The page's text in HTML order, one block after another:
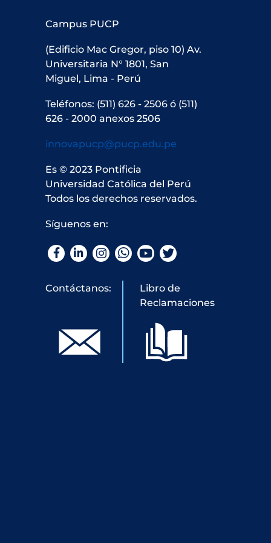
Campus PUCP
(Edificio Mac Gregor, piso 10) Av.
Universitaria N° 1801, San
Miguel, Lima - Perú
Teléfonos: (511) 626 - 2506 ó (511)
626 - 2000 anexos 2506
innovapucp@pucp.edu.pe
Es © 2023 Pontificia
Universidad Católica del Perú
Todos los derechos reservados.
Síguenos en:
Facebook
LinkedInInstagram
WhatsApp
YouTubeTwitter
Contáctanos:
Libro de
Reclamaciones